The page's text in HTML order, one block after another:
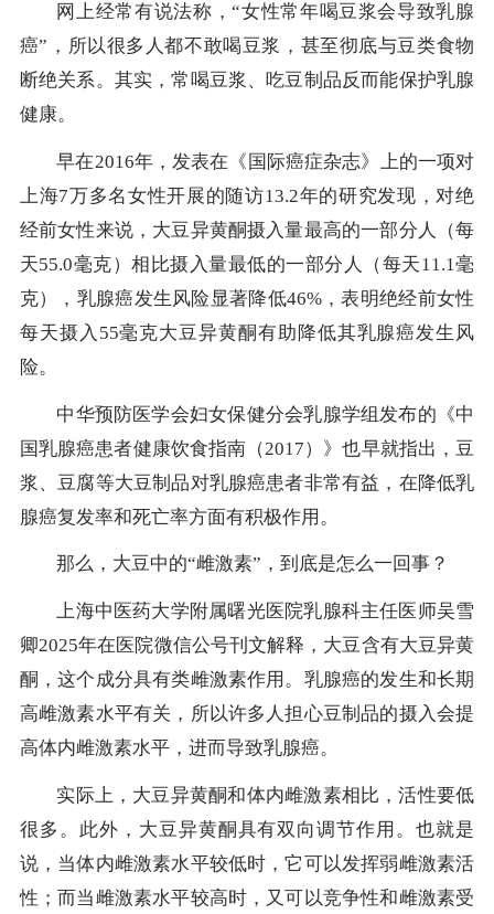
网上经常有说法称，“女性常年喝豆浆会导致乳腺
癌”，所以很多人都不敢喝豆浆，甚至彻底与豆类食物
断绝关系。其实，常喝豆浆、吃豆制品反而能保护乳腺
健康。
早在2016年，发表在《国际癌症杂志》上的一项对
上海7万多名女性开展的随访13.2年的研究发现，对绝
经前女性来说，大豆异黄酮摄入量最高的一部分人（每
天55.0毫克）相比摄入量最低的一部分人（每天11.1毫
克），乳腺癌发生风险显著降低46%，表明绝经前女性
每天摄入55毫克大豆异黄酮有助降低其乳腺癌发生风
险。
中华预防医学会妇女保健分会乳腺学组发布的《中
国乳腺癌患者健康饮食指南（2017）》也早就指出，豆
浆、豆腐等大豆制品对乳腺癌患者非常有益，在降低乳
腺癌复发率和死亡率方面有积极作用。
那么，大豆中的“雌激素”，到底是怎么一回事？
上海中医药大学附属曙光医院乳腺科主任医师吴雪
卿2025年在医院微信公号刊文解释，大豆含有大豆异黄
酮，这个成分具有类雌激素作用。乳腺癌的发生和长期
高雌激素水平有关，所以许多人担心豆制品的摄入会提
高体内雌激素水平，进而导致乳腺癌。
实际上，大豆异黄酮和体内雌激素相比，活性要低
很多。此外，大豆异黄酮具有双向调节作用。也就是
说，当体内雌激素水平较低时，它可以发挥弱雌激素活
性；而当雌激素水平较高时，又可以竞争性和雌激素受